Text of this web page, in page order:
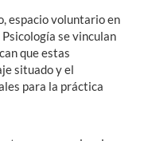
espacio voluntario en
se vinculan
queestas
situado y el
para la práctica